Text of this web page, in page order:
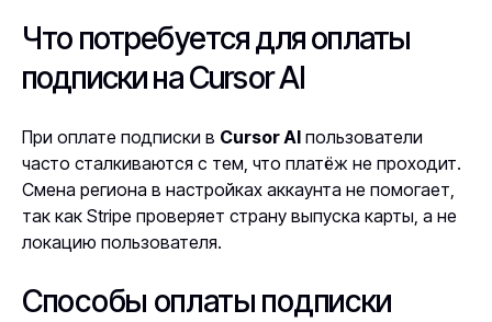
Что потребуется для оплаты
подписки на Cursor AI
При оплате подписки в Cursor AI пользователи
часто сталкиваются с тем, что платёж не проходит.
Смена региона в настройках аккаунта не помогает,
так как Stripe проверяет страну выпуска карты, а не
локацию пользователя.
Способы оплаты подписки